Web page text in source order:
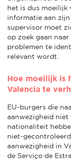
het is dus moeilijk
informatie aan
supervisor moet
op zoek gaan
problemen te
relevant wordt.
Hoe moeilijk is
Valencia te
EU-burgers die
aanwezigheid niet
nationaliteit
niet-
aanwezigheid in
de Serviço de